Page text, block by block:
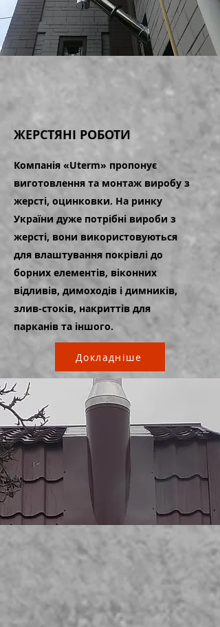
ЖЕРСТЯНІ РОБОТИ
Компанія «Uterm» пропонує
виготовлення та монтаж виробу з
жерсті, оцинковки. На ринку
України дуже потрібні вироби з
жерсті, вони використовуються
для влаштування покрівлі до
борних елементів, віконних
відливів, димоходів і димників,
злив-стоків, накриттів для
парканів та іншого.
Докладніше